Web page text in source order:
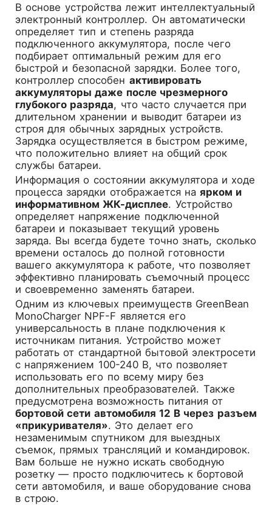
В основе устройства лежит интеллектуальный
электронный контроллер. Он автоматически
определяет тип и степень разряда
подключенного аккумулятора, после чего
подбирает оптимальный режим для его
быстрой и безопасной зарядки. Более того,
контроллер способен активировать
аккумуляторы даже после чрезмерного
глубокого разряда, что часто случается при
длительном хранении и выводит батареи из
строя для обычных зарядных устройств.
Зарядка осуществляется в быстром режиме,
что положительно влияет на общий срок
службы батареи.
Информация о состоянии аккумулятора и ходе
процесса зарядки отображается наярком и
информативном ЖК-дисплее. Устройство
определяет напряжение подключенной
батареи и показывает текущий уровень
заряда. Вы всегда будете точно знать, сколько
времени осталось до полной готовности
вашего аккумулятора к работе, что позволяет
эффективно планировать съемочный процесс
и своевременно заменять батареи.
Одним из ключевых преимуществ GreenBean
MonoCharger NPF-F является его
универсальность в плане подключения к
источникам питания. Устройство может
работать от стандартной бытовой электросети
с напряжением 100-240 В, что позволяет
использовать его по всему миру без
дополнительных преобразователей. Также
предусмотрена возможность питания от
бортовой сети автомобиля 12 В через разъем
«прикуривателя». Это делает его
незаменимым спутником для выездных
съемок, прямых трансляций и командировок.
Вам больше не нужно искать свободную
розетку — просто подключитесь к бортовой
сети автомобиля, и ваше оборудование снова
в строю.